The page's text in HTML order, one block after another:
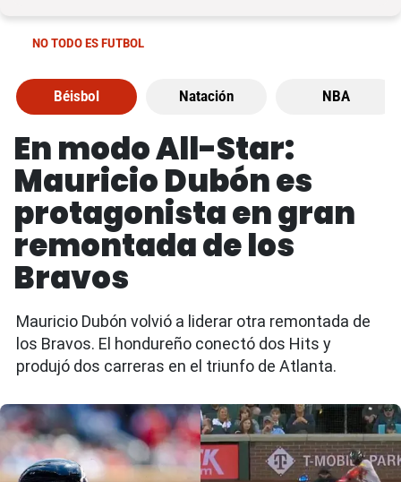
NO TODO ES FUTBOL
Béisbol Natación NBA
En modo All-Star:
Mauricio Dubón es
protagonista en gran
remontada de los
Bravos
Mauricio Dubón volvió a liderar otra remontada de
los Bravos. El hondureño conectó dos Hits y
produjó dos carreras en el triunfo de Atlanta.